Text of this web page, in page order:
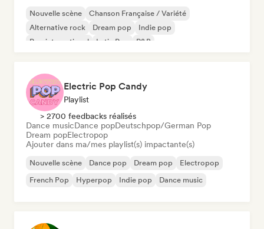
Nouvelle scène
Chanson Française / Variété
Alternative rock
Dream pop
Indie pop
Pop international
Latin Pop R&B
Electric Pop Candy
Playlist
> 2700 feedbacks réalisés
Dance musicDance popDeutschpop/German Pop
Dream popElectropop
Ajouter dans ma/mes playlist(s) impactante(s)
Nouvelle scène Dance pop Dream pop
Electropop
French Pop
Hyperpop Indie pop Dance music